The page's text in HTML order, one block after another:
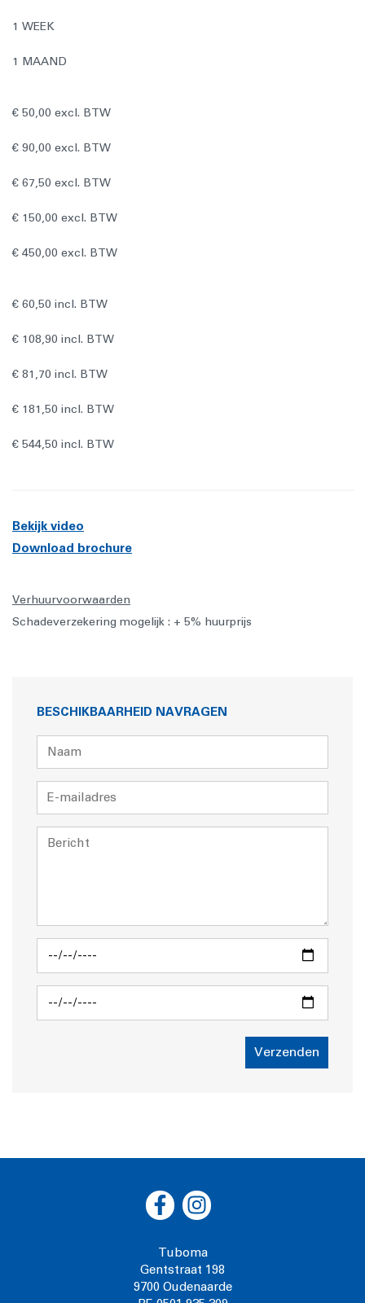
1 WEEK
1 MAAND
€ 50,00 excl. BTW
€ 90,00 excl. BTW
€ 67,50 excl. BTW
€ 150,00 excl. BTW
€ 450,00 excl. BTW
€ 60,50 incl. BTW
€ 108,90 incl. BTW
€ 81,70 incl. BTW
€ 181,50 incl. BTW
€ 544,50 incl. BTW
Bekijk video
Download brochure
Verhuurvoorwaarden
Schadeverzekering mogelijk : + 5% huurprijs
BESCHIKBAARHEID NAVRAGEN
Verzenden
Tuboma
Gentstraat 198
9700 Oudenaarde